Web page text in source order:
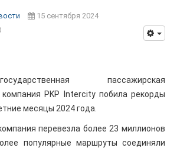
15 сентября 2024
пассажирская
PKP Intercity побила рекорды
месяцы 2024 года.
перевезла более 23 миллионов
популярные маршруты соединяли